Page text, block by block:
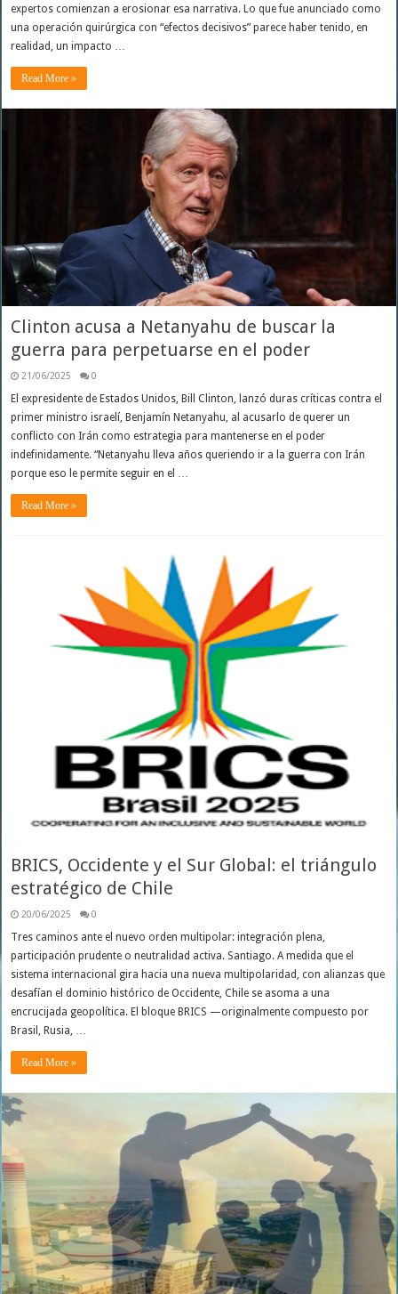
expertos comienzan a erosionar esa narrativa. Lo que fue anunciado como
una operación quirúrgica con “efectos decisivos” parece haber tenido, en
realidad, un impacto …
Read More »
Clinton acusa a Netanyahu de buscar la
guerra para perpetuarse en el poder
21/06/2025 0
El expresidente de Estados Unidos, Bill Clinton, lanzó duras críticas contra el
primer ministro israelí, Benjamín Netanyahu, al acusarlo de querer un
conflicto con Irán como estrategia para mantenerse en el poder
indefinidamente. “Netanyahu lleva años queriendo ir a la guerra con Irán
porque eso le permite seguir en el …
Read More »
BRICS, Occidente y el Sur Global: el triángulo
estratégico de Chile
20/06/2025 0
Tres caminos ante el nuevo orden multipolar: integración plena,
participación prudente o neutralidad activa. Santiago. A medida que el
sistema internacional gira hacia una nueva multipolaridad, con alianzas que
desafían el dominio histórico de Occidente, Chile se asoma a una
encrucijada geopolítica. El bloque BRICS —originalmente compuesto por
Brasil, Rusia, …
Read More »